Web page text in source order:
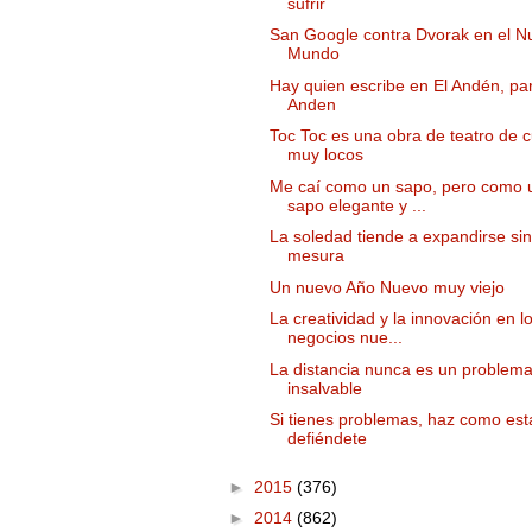
San Google contra Dvorak en el
Mundo
Hay quien escribe en El Andén,
Anden
Toc Toc es una obra de teatro de
muy locos
Me caí como un sapo, pero como
sapo elegante y ...
La soledad tiende a expandirse sin
mesura
Un nuevo Año Nuevo muy viejo
La creatividad y la innovación en
negocios nue...
La distancia nunca es un problema
insalvable
Si tienes problemas, haz como
defiéndete
► 2015 (376)
► 2014 (862)